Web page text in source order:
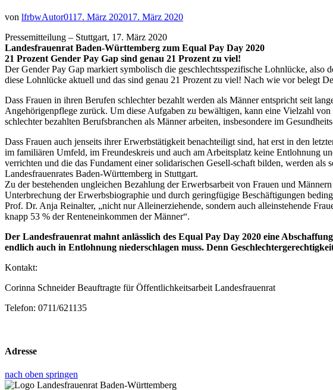
von lfrbwAutor0117. März 202017. März 2020
Pressemitteilung – Stuttgart, 17. März 2020
Landesfrauenrat Baden-Württemberg zum Equal Pay Day 2020
21 Prozent Gender Pay Gap sind genau 21 Prozent zu viel!
Der Gender Pay Gap markiert symbolisch die geschlechtsspezifische Lohnlücke,
diese Lohnlücke aktuell und das sind genau 21 Prozent zu viel! Nach wie vor belegt
Dass Frauen in ihren Berufen schlechter bezahlt werden als Männer entspricht seit
Angehörigenpflege zurück. Um diese Aufgaben zu bewältigen, kann eine Vielzahl
schlechter bezahlten Berufsbranchen als Männer arbeiten, insbesondere im
Dass Frauen auch jenseits ihrer Erwerbstätigkeit benachteiligt sind, hat erst in den
im familiären Umfeld, im Freundeskreis und auch am Arbeitsplatz keine Entlohnung
verrichten und die das Fundament einer solidarischen Gesell-schaft bilden, werden
Landesfrauenrates Baden-Württemberg in Stuttgart.
Zu der bestehenden ungleichen Bezahlung der Erwerbsarbeit von Frauen und
Unterbrechung der Erwerbsbiographie und durch geringfügige Beschäftigungen
Prof. Dr. Anja Reinalter, „nicht nur Alleinerziehende, sondern auch alleinstehende
knapp 53 % der Renteneinkommen der Männer“.
Der Landesfrauenrat mahnt anlässlich des Equal Pay Day 2020 eine
endlich auch in Entlohnung niederschlagen muss. Denn
Kontakt:
Corinna Schneider Beauftragte für Öffentlichkeitsarbeit Landesfrauenrat
Telefon: 0711/621135
Adresse
nach oben springen